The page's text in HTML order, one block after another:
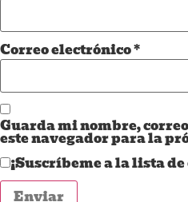
Correo electrónico*
Guarda mi nombre,
este navegador para la
¡Suscríbeme a la lista